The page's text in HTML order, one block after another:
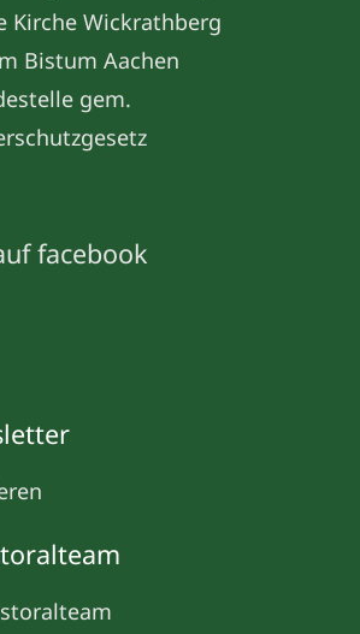
Kirche Wickrathberg
Bistum Aachen
gem.
facebook